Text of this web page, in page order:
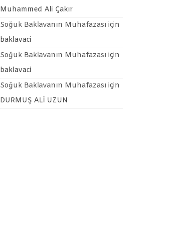
Muhammed Ali Çakır
Soğuk Baklavanın Muhafazası için
baklavaci
Soğuk Baklavanın Muhafazası için
baklavaci
Soğuk Baklavanın Muhafazası için
DURMUŞ ALİ UZUN